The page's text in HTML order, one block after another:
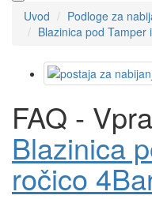
Uvod
Podloge za
Blazinica pod Tamper
FAQ -
Blazinica
ročico